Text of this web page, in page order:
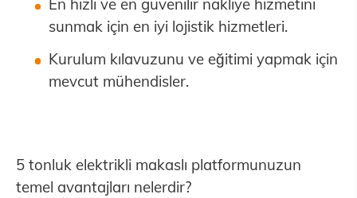
En hızlı ve en güvenilir nakliye hizmetini
sunmak için en iyi lojistik hizmetleri.
Kurulum kılavuzunu ve eğitimi yapmak için
mevcut mühendisler.
5 tonluk elektrikli makaslı platformunuzun
temel avantajları nelerdir?